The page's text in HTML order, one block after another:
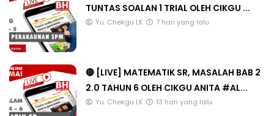
TUNTAS SOALAN 1 TRIAL OLEH CIKGU ...
Yu. Chekgu LK 7 hari yang lalu
🔴 [LIVE] MATEMATIK SR, MASALAH BAB 2
2.0 TAHUN 6 OLEH CIKGU ANITA #AL...
Yu. Chekgu LK 13 hari yang lalu